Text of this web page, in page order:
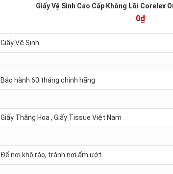
Giấy Vệ Sinh Cao Cấp Không Lõi Corelex
0₫
Giấy Vệ Sinh
Bảo hành 60 tháng chính hãng
Giấy Thăng Hoa , Giấy Tissue Việt Nam
Để nơi khô ráo, tránh nơi ẩm ướt